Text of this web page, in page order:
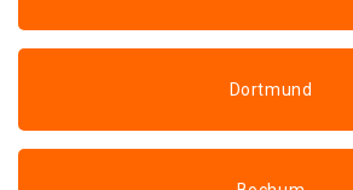
Dortmund